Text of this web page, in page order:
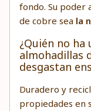
fondo. Su poder
de cobre sea la
¿Quién no
almohadillas
desgastan
Duradero y
propiedades en